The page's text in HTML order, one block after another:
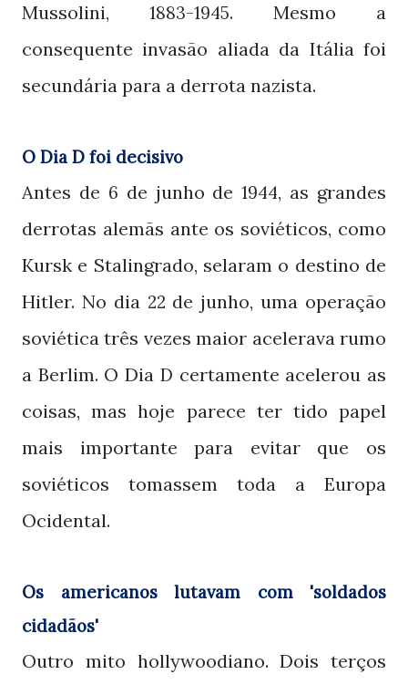
Mussolini, 1883-1945. Mesmo a
consequente invasão aliada da Itália foi
secundária para a derrota nazista.
O Dia D foi decisivo
Antes de 6 de junho de1944, as grandes
derrotas alemãs ante os soviéticos, como
Kursk e Stalingrado, selaram o destino de
Hitler. No dia 22 de junho, uma operação
soviética três vezes maior acelerava rumo
a Berlim. O Dia D certamente acelerou as
coisas, mas hoje parece ter tido papel
mais importante para evitar que os
soviéticos tomassem toda a Europa
Ocidental.
Os americanos lutavam com 'soldados
cidadãos'
Outro mito hollywoodiano. Dois terços